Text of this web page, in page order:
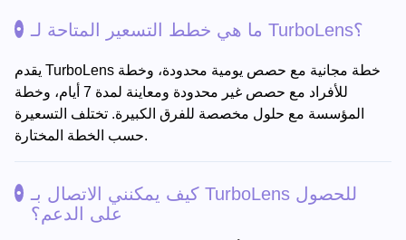
ما هي خطط التسعير المتاحة لـ TurboLens؟
يقدم TurboLens خطة مجانية مع حصص يومية محدودة، وخطة
للأفراد مع حصص غير محدودة ومعاينة لمدة 7 أيام، وخطة
المؤسسة مع حلول مخصصة للفرق الكبيرة. تختلف التسعيرة
حسب الخطة المختارة.
كيف يمكنني الاتصال بـ TurboLens للحصول
على الدعم؟